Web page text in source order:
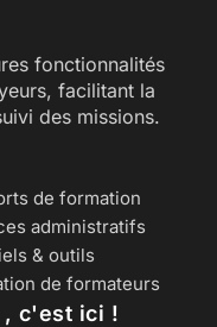
fonctionnalités
facilitant la
des missions.
de formation
administratifs
& outils
de formateurs
, c'est ici !